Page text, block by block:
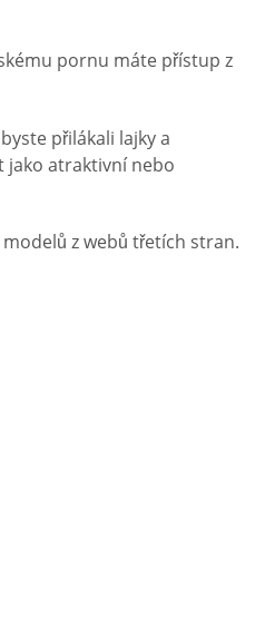
pornu máte přístup z
přilákali lajky a
jako atraktivní nebo
z webů třetích stran.